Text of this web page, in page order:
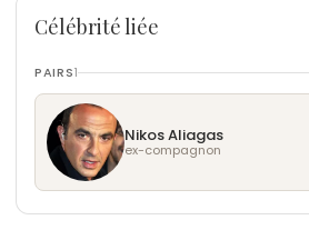
Célébrité liée
PAIRS1
Nikos Aliagas
ex-compagnon